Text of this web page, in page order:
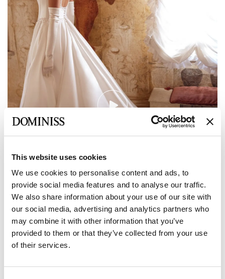
This website uses cookies
We use cookies to personalise content and ads, to
provide social media features and to analyse our traffic.
We also share information about your use of our site with
our social media, advertising and analytics partners who
may combine it with other information that you’ve
provided to them or that they’ve collected from your use
of their services.